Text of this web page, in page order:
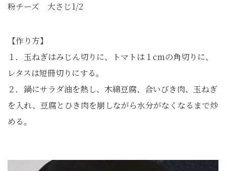
粉チーズ 大さじ1/2
【作り方】
１．玉ねぎはみじん切りに、トマトは１cmの角切りに、
レタスは短冊切りにする。
２．鍋にサラダ油を熱し、木綿豆腐、合いびき肉、玉ねぎ
を入れ、豆腐とひき肉を崩しながら水分がなくなるまで炒
める。